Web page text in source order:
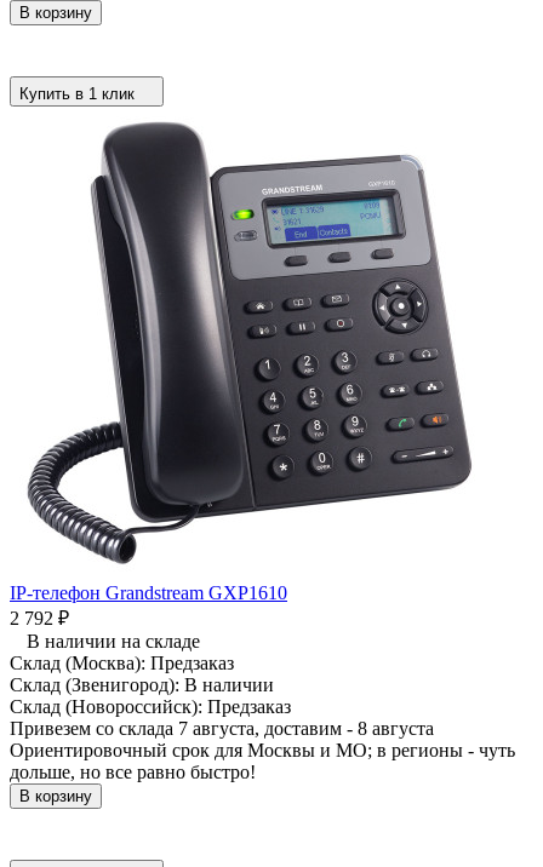
В корзину
Купить в 1 клик
IP-телефон Grandstream GXP1610
2 792 ₽
В наличии на складе
Склад (Москва): Предзаказ
Склад (Звенигород): В наличии
Склад (Новороссийск): Предзаказ
Привезем со склада 7 августа, доставим - 8 августа
Ориентировочный срок для Москвы и МО; в регионы - чуть
дольше, но все равно быстро!
В корзину